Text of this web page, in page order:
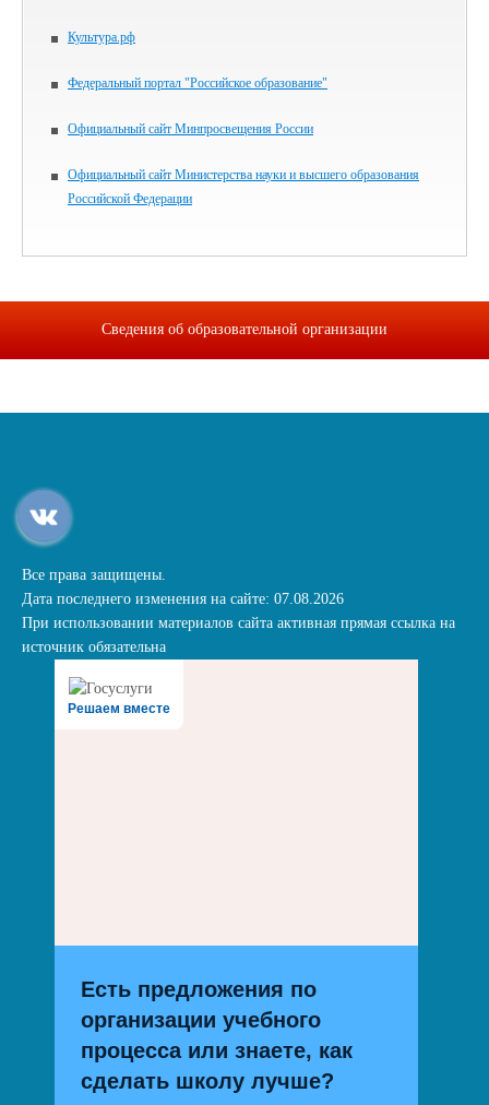
Культура.рф
Федеральный портал "Российское образование"
Официальный сайт Минпросвещения России
Официальный сайт Министерства науки и высшего образования
Российской Федерации
Сведения об образовательной организации
Все права защищены.
Дата последнего изменения на сайте: 07.08.2026
При использовании материалов сайта активная прямая ссылка на
источник обязательна
Решаем вместе
Есть предложения по
организации учебного
процесса или знаете, как
сделать школу лучше?